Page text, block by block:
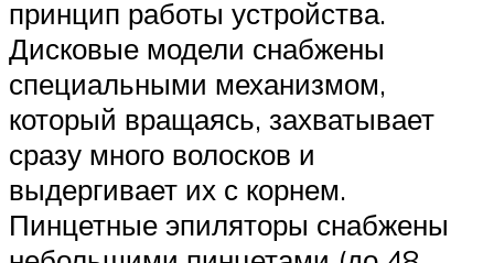
принцип работы устройства.
Дисковые модели снабжены
специальными механизмом,
который вращаясь, захватывает
сразу много волосков и
выдергивает их с корнем.
Пинцетные эпиляторы снабжены